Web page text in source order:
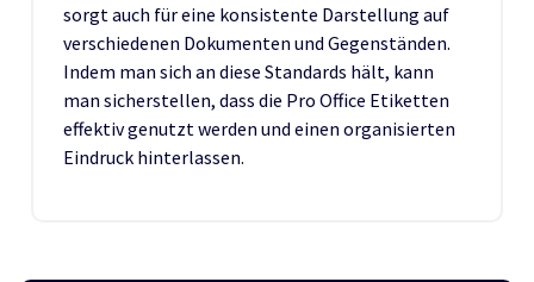
sorgt auch für eine konsistente Darstellung auf
verschiedenen Dokumenten und Gegenständen.
Indem man sich an diese Standards hält, kann
man sicherstellen, dass die Pro Office Etiketten
effektiv genutzt werden und einen organisierten
Eindruck hinterlassen.